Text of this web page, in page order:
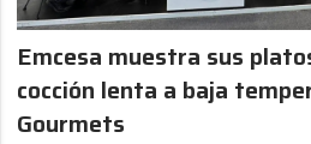
Emcesa muestra sus
cocción lenta a baja
Gourmets